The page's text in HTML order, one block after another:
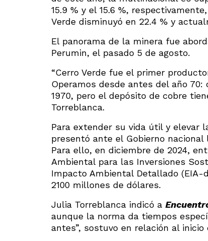
15.9 % y el 15.6 %,
Verde disminuyó en 22.4 % y
El panorama de la minera fue
Perumin, el pasado 5 de agosto.
“Cerro Verde fue el primer
Operamos desde antes del año 70:
1970, pero el depósito de cobre
Torreblanca.
Para extender su vida útil y elevar
presentó ante el Gobierno
Para ello, en diciembre de 2024,
Ambiental para las Inversiones
Impacto Ambiental Detallado
2100 millones de dólares.
Julia Torreblanca indicó a
aunque la norma da tiempos
antes”, sostuvo en relación al